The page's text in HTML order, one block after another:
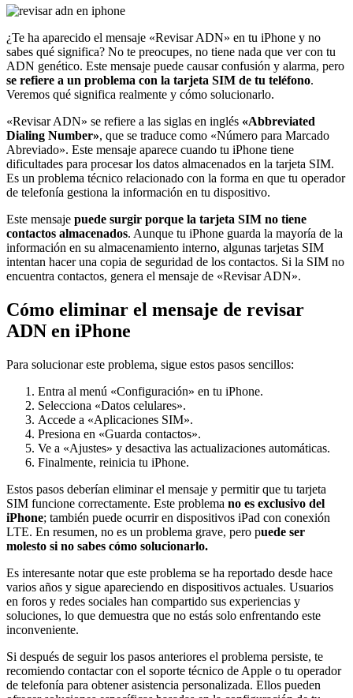
¿Te ha aparecido el mensaje «Revisar ADN» en tu iPhone y no
sabes qué significa? No te preocupes, no tiene nada que ver con tu
ADN genético. Este mensaje puede causar confusión y alarma, pero
se refiere a un problema con la tarjeta SIM de tu teléfono.
Veremos qué significa realmente y cómo solucionarlo.
«Revisar ADN» se refiere a las siglas en inglés «Abbreviated
Dialing Number», que se traduce como «Número para Marcado
Abreviado». Este mensaje aparece cuando tu iPhone tiene
dificultades para procesar los datos almacenados en la tarjeta SIM.
Es un problema técnico relacionado con la forma en que tu operador
de telefonía gestiona la información en tu dispositivo.
Este mensaje puede surgir porque la tarjeta SIM no tiene
contactos almacenados. Aunque tu iPhone guarda la mayoría de la
información en su almacenamiento interno, algunas tarjetas SIM
intentan hacer una copia de seguridad de los contactos. Si la SIM no
encuentra contactos, genera el mensaje de «Revisar ADN».
Cómo eliminar el mensaje de revisar
ADN en iPhone
Para solucionar este problema, sigue estos pasos sencillos:
Entra al menú «Configuración» en tu iPhone.
Selecciona «Datos celulares».
Accede a «Aplicaciones SIM».
Presiona en «Guarda contactos».
Ve a «Ajustes» y desactiva las actualizaciones automáticas.
Finalmente, reinicia tu iPhone.
Estos pasos deberían eliminar el mensaje y permitir que tu tarjeta
SIM funcione correctamente. Este problema no es exclusivo del
iPhone; también puede ocurrir en dispositivos iPad con conexión
LTE. En resumen, no es un problema grave, pero puede ser
molesto si no sabes cómo solucionarlo.
Es interesante notar que este problema se ha reportado desde hace
varios años y sigue apareciendo en dispositivos actuales. Usuarios
en foros y redes sociales han compartido sus experiencias y
soluciones, lo que demuestra que no estás solo enfrentando este
inconveniente.
Si después de seguir los pasos anteriores el problema persiste, te
recomiendo contactar con el soporte técnico de Apple o tu operador
de telefonía para obtener asistencia personalizada. Ellos pueden